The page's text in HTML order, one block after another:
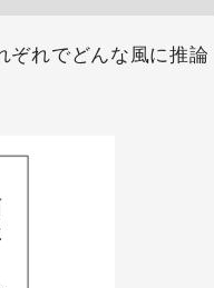
れでどんな風に推論